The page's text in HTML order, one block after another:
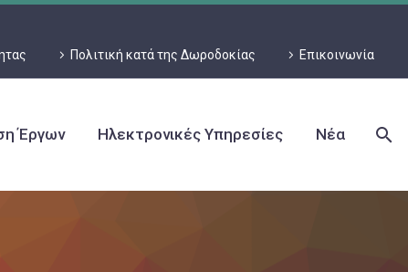
Πολιτική κατά της Δωροδοκίας Επικοινωνία
Έργων Ηλεκτρονικές Υπηρεσίες Νέα